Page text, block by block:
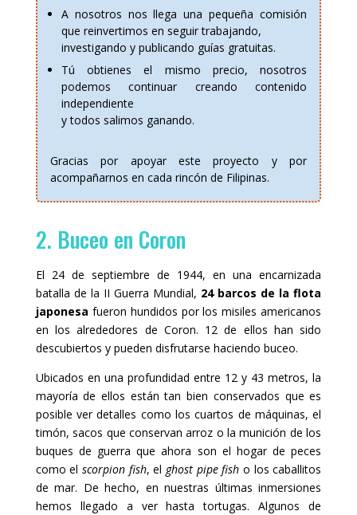
A nosotros nos llega una pequeña comisión
que reinvertimos en seguir trabajando,
investigando y publicando guías gratuitas.
Tú obtienes el mismo precio, nosotros
podemos continuar creando contenido
independiente
y todos salimos ganando.
Gracias por apoyar este proyecto y por
acompañarnos en cada rincón de Filipinas.
2. Buceo en Coron
El 24 de septiembre de 1944, en una encarnizada
batalla de la II Guerra Mundial, 24 barcos de la flota
japonesa fueron hundidos por los misiles americanos
en los alrededores de Coron. 12 de ellos han sido
descubiertos y pueden disfrutarse haciendo buceo.
Ubicados en una profundidad entre 12 y 43 metros, la
mayoría de ellos están tan bien conservados que es
posible ver detalles como los cuartos de máquinas, el
timón, sacos que conservan arroz o la munición de los
buques de guerra que ahora son el hogar de peces
como elscorpion fish, el ghost pipe fish o los caballitos
de mar. De hecho, en nuestras últimas inmersiones
hemos llegado a ver hasta tortugas. Algunos de